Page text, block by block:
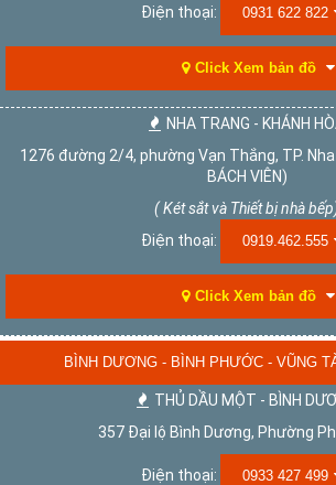
Điện thoại:
0931 622 822
Click Xem bản đồ
NHA TRANG - KHÁNH
1276 đường 2/4, phường Vạn Thắng, TP.
BÁCH VIÊN)
( Két sắt và Thiết bị nhà
Điện thoại:
0919.462.555
Click Xem bản đồ
BÌNH DƯƠNG - BÌNH PHƯỚC - VŨNG
THỦ DẦU MỘT - BÌNH
357 Đại lộ Bình Dương, Phường
Điện thoại: 0933 427 499